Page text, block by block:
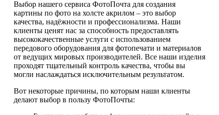
Выбор нашего сервиса ФотоПочта для создания
картины по фото на холсте акрилом – это выбор
качества, надёжности и профессионализма. Наши
клиенты ценят нас за способность предоставлять
высококачественные услуги с использованием
передового оборудования для фотопечати и материалов
от ведущих мировых производителей. Все наши изделия
проходят тщательный контроль качества, чтобы вы
могли наслаждаться исключительным результатом.
Вот некоторые причины, по которым наши клиенты
делают выбор в пользу ФотоПочты: